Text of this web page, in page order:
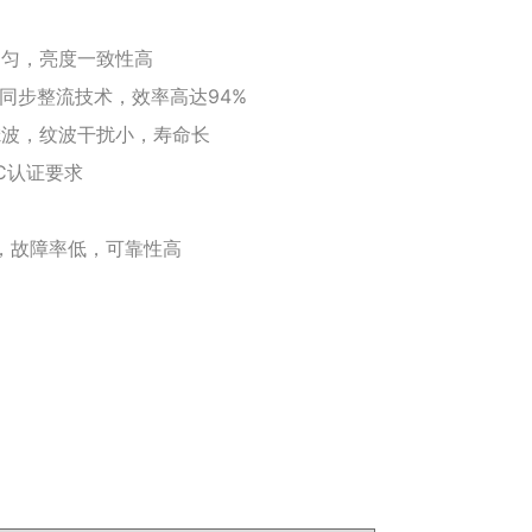
，亮度一致性高
步整流技术，效率高达94%
，纹波干扰小，寿命长
认证要求
故障率低，可靠性高